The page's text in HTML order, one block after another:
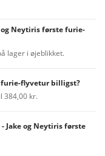
og Neytiris første furie-
lager i øjeblikket.
furie-flyvetur billigst?
384,00 kr.
Jake og Neytiris første